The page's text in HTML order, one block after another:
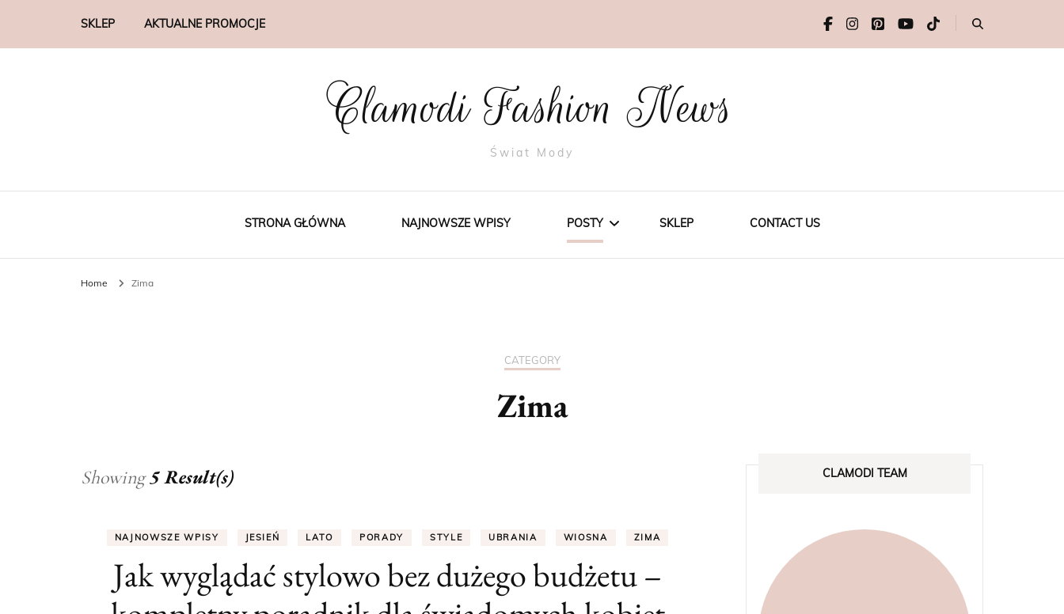
SKLEP AKTUALNE PROMOCJE
Clamodi Fashion News
Świat Mody
STRONA GŁÓWNA NAJNOWSZE WPISY POSTY
LATO
JESIEŃ
SKLEP CONTACT US
Home Zima
CATEGORY
Zima
Showing5 Result(s)
NAJNOWSZE WPISY JESIEŃ LATO PORADY STYLE UBRANIA WIOSNA ZIMA
Jak wyglądać stylowo bez dużego budżetu –
CLAMODI TEAM